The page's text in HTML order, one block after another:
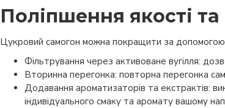
Поліпшення якості
Цукровий самогон можна покращити за допомогою
Фільтрування через активоване вугілля:
Вторинна перегонка: повторна перегонка
Додавання ароматизаторів та екстрактів:
індивідуального смаку та аромату вашому